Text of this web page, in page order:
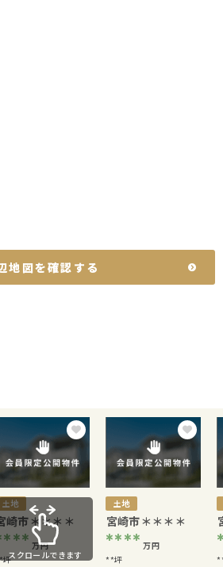
地図を確認する
土地
崎市＊＊＊＊
万円
坪
土地
宮崎市＊＊＊＊
**** 万円
**坪
スクロールできます